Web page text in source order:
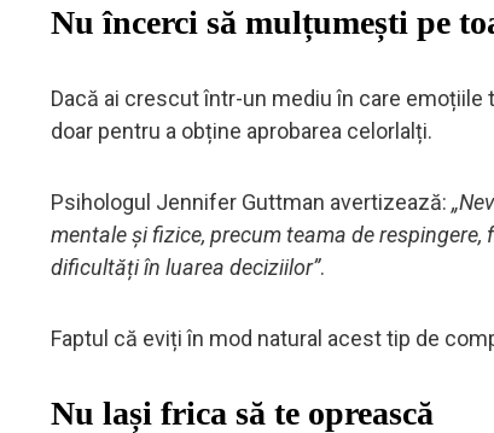
Nu încerci să mulțumești pe
Dacă ai crescut într-un mediu în care
doar pentru a obține aprobarea celorlalți.
Psihologul Jennifer Guttman avertizează:
mentale și fizice, precum teama de
dificultăți în luarea deciziilor”.
Faptul că eviți în mod natural acest tip de
Nu lași frica să te oprească